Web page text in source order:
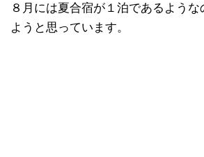
８月には夏合宿が１泊であるよう
ようと思っています。